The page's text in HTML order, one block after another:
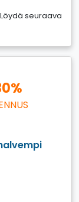
seuraava